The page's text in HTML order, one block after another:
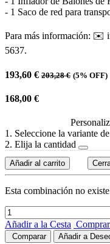
- 1 Saco de red para
Para más información: ✉️
5637.
193,60 € 203,28€ (5% OFF)
168,00 €
1. Seleccione la variante
2. Elija la cantidad
Añadir al carrito
Esta combinación no
Añadir a la Cesta
Comparar Añadir a